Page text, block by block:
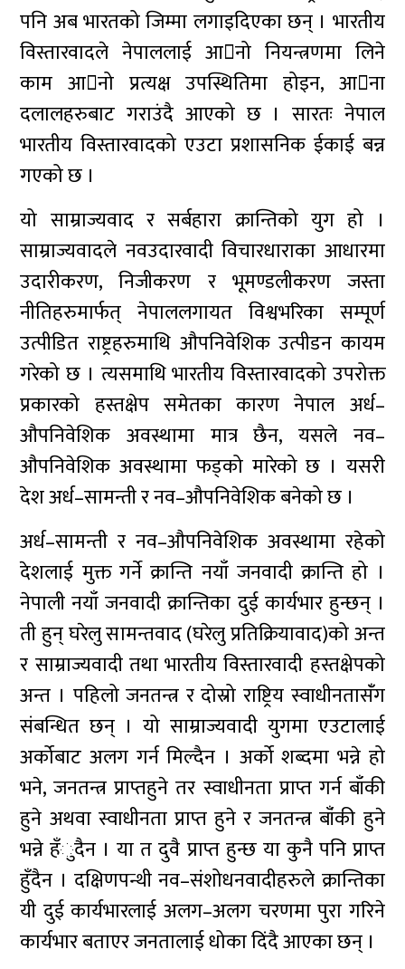
पनि अब भारतको जिम्मा लगाइदिएका छन् । भारतीय
विस्तारवादले नेपाललाई आनो नियन्त्रणमा लिने
काम आनो प्रत्यक्ष उपस्थितिमा होइन, आना
दलालहरुबाट गराउंदै आएको छ । सारतः नेपाल
भारतीय विस्तारवादको एउटा प्रशासनिक ईकाई बन्न
गएको छ ।
यो साम्राज्यवाद र सर्बहारा क्रान्तिको युग हो ।
साम्राज्यवादले नवउदारवादी विचारधाराका आधारमा
उदारीकरण, निजीकरण र भूमण्डलीकरण जस्ता
नीतिहरुमार्फत् नेपाललगायत विश्वभरिका सम्पूर्ण
उत्पीडित राष्ट्रहरुमाथि औपनिवेशिक उत्पीडन कायम
गरेको छ । त्यसमाथि भारतीय विस्तारवादको उपरोक्त
प्रकारको हस्तक्षेप समेतका कारण नेपाल अर्ध–
औपनिवेशिक अवस्थामा मात्र छैन, यसले नव–
औपनिवेशिक अवस्थामा फड्को मारेको छ । यसरी
देश अर्ध–सामन्ती र नव–औपनिवेशिक बनेको छ ।
अर्ध–सामन्ती र नव–औपनिवेशिक अवस्थामा रहेको
देशलाई मुक्त गर्ने क्रान्ति नयाँ जनवादी क्रान्ति हो ।
नेपाली नयाँ जनवादी क्रान्तिका दुई कार्यभार हुन्छन् ।
ती हुन् घरेलु सामन्तवाद (घरेलु प्रतिक्रियावाद)को अन्त
र साम्राज्यवादी तथा भारतीय विस्तारवादी हस्तक्षेपको
अन्त । पहिलो जनतन्त्र र दोस्रो राष्ट्रिय स्वाधीनतासँंग
संबन्धित छन् । यो साम्राज्यवादी युगमा एउटालाई
अर्कोबाट अलग गर्न मिल्दैन । अर्को शब्दमा भन्ने हो
भने, जनतन्त्र प्राप्तहुने तर स्वाधीनता प्राप्त गर्न बाँकी
हुने अथवा स्वाधीनता प्राप्त हुने र जनतन्त्र बाँंकी हुने
भन्ने हँुदैन । या त दुवै प्राप्त हुन्छ या कुनै पनि प्राप्त
हुँदैन । दक्षिणपन्थी नव–संशोधनवादीहरुले क्रान्तिका
यी दुई कार्यभारलाई अलग–अलग चरणमा पुरा गरिने
कार्यभार बताएर जनतालाई धोका दिंदै आएका छन् ।